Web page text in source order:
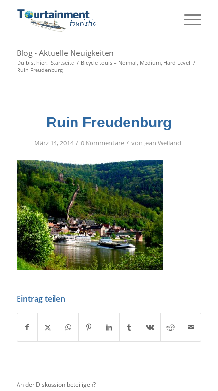
Blog - Aktuelle Neuigkeiten
Du bist hier: Startseite / Bicycle tours – Normal, Medium, Hard Level /
Ruin Freudenburg
Ruin Freudenburg
März 14, 2014 / 0 Kommentare / von Jean Weilandt
Eintrag teilen
An der Diskussion beteiligen?